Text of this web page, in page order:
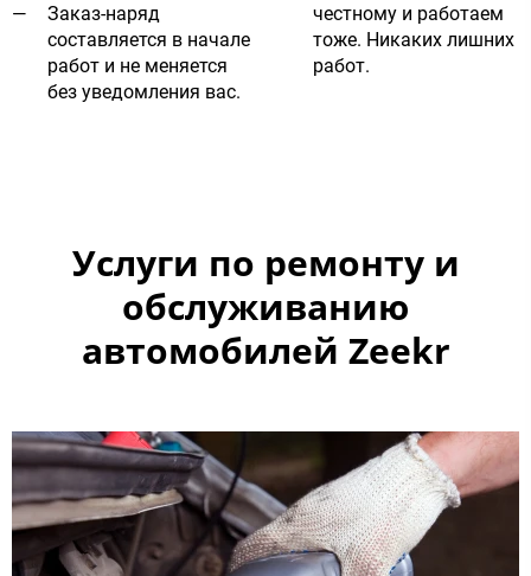
Заказ-наряд
составляется в начале
работ и не меняется
без уведомления вас.
честному и работаем
тоже. Никаких лишних
работ.
Услуги по ремонту и
обслуживанию
автомобилей Zeekr